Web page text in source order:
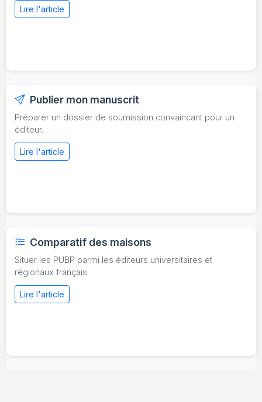
Lire l'article
Publier mon manuscrit
Préparer un dossier de soumission convaincant pour un
éditeur.
Lire l'article
Comparatif des maisons
Situer les PUBP parmi les éditeurs universitaires et
régionaux français.
Lire l'article